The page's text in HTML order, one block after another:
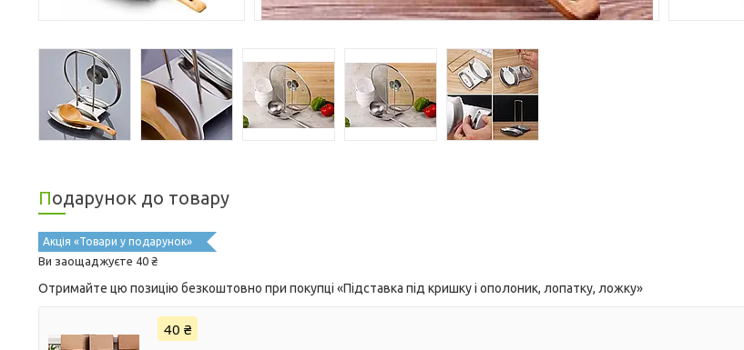
Подарунок до товару
Акція «Товари у подарунок»
Ви заощаджуєте 40 ₴
Отримайте цю позицію безкоштовно при покупці «Підставка під кришку і ополоник, лопатку, ложку»
40 ₴